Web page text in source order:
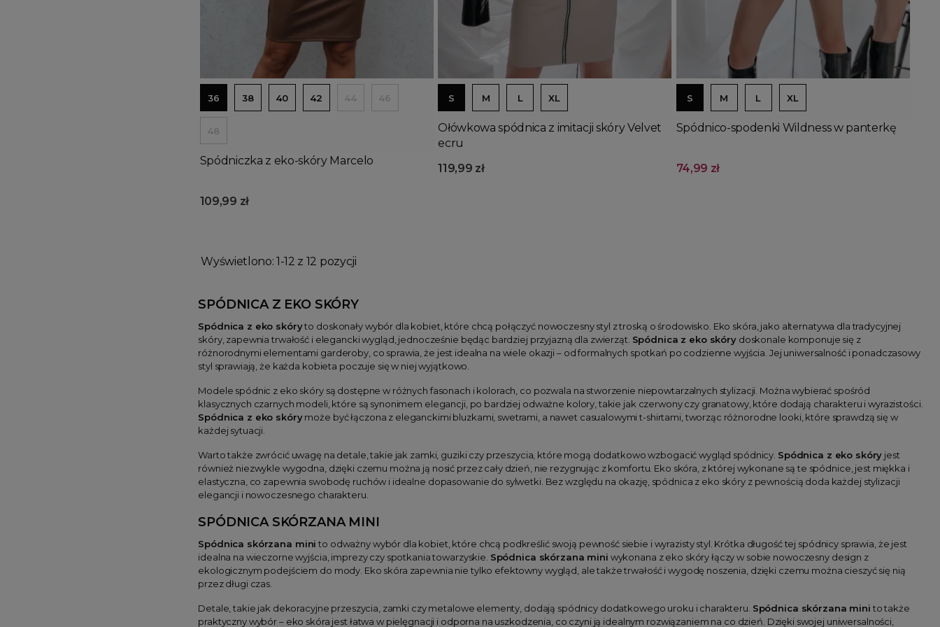
Dodaj do koszyka
36 38 40 42 44 46
48
Spódniczka z eko-skóry Marcelo
109,99 zł
Dodaj do koszyka
S M L XL
Ołówkowa spódnica z imitacji skóry Velvet
ecru
119,99 zł
S M L XL
Spódnico-spodenki Wildness w panterkę
74,99 zł
Wyświetlono: 1-12 z 12 pozycji
SPÓDNICA Z EKO SKÓRY
Spódnica z eko skóryto doskonały wybór dla kobiet, które chcą połączyć nowoczesny styl z troską o środowisko. Eko skóra, jako alternatywa dla tradycyjnej
skóry, zapewnia trwałość i elegancki wygląd, jednocześnie będąc bardziej przyjazną dla zwierząt. Spódnica z eko skórydoskonale komponuje się z
różnorodnymi elementami garderoby, co sprawia, że jest idealna na wiele okazji – od formalnych spotkań po codzienne wyjścia. Jej uniwersalność i ponadczasowy
styl sprawiają, że każda kobieta poczuje się w niej wyjątkowo.
Modele spódnic z eko skóry są dostępne w różnych fasonach i kolorach, co pozwala na stworzenie niepowtarzalnych stylizacji. Można wybierać spośród
klasycznych czarnych modeli, które są synonimem elegancji, po bardziej odważne kolory, takie jak czerwony czy granatowy, które dodają charakteru i wyrazistości.
Spódnica z eko skórymoże być łączona z eleganckimi bluzkami, swetrami, a nawet casualowymi t-shirtami, tworząc różnorodne looki, które sprawdzą się w
każdej sytuacji.
Warto także zwrócić uwagę na detale, takie jak zamki, guziki czy przeszycia, które mogą dodatkowo wzbogacić wygląd spódnicy. Spódnica z eko skóry jest
również niezwykle wygodna, dzięki czemu można ją nosić przez cały dzień, nie rezygnując z komfortu. Eko skóra, z której wykonane są te spódnice, jest miękka i
elastyczna, co zapewnia swobodę ruchów i idealne dopasowanie do sylwetki. Bez względu na okazję, spódnica z eko skóry z pewnością doda każdej stylizacji
elegancji i nowoczesnego charakteru.
SPÓDNICA SKÓRZANA MINI
Spódnica skórzana mini to odważny wybór dla kobiet, które chcą podkreślić swoją pewność siebie i wyrazisty styl. Krótka długość tej spódnicy sprawia, że jest
idealna na wieczorne wyjścia, imprezy czy spotkania towarzyskie. Spódnica skórzana mini wykonana z eko skóry łączy w sobie nowoczesny design z
ekologicznym podejściem do mody. Eko skóra zapewnia nie tylko efektowny wygląd, ale także trwałość i wygodę noszenia, dzięki czemu można cieszyć się nią
przez długi czas.
Detale, takie jak dekoracyjne przeszycia, zamki czy metalowe elementy, dodają spódnicy dodatkowego uroku i charakteru. Spódnica skórzana mini to także
praktyczny wybór – eko skóra jest łatwa w pielęgnacji i odporna na uszkodzenia, co czyni ją idealnym rozwiązaniem na co dzień. Dzięki swojej uniwersalności,